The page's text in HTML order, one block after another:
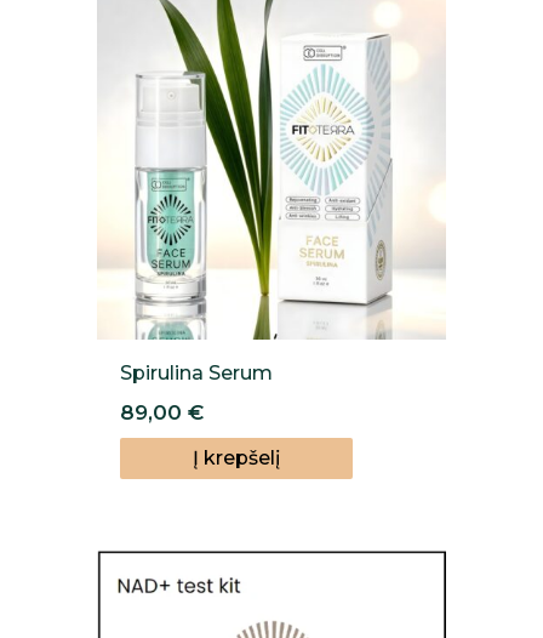
Spirulina Serum
89,00€
Į krepšelį